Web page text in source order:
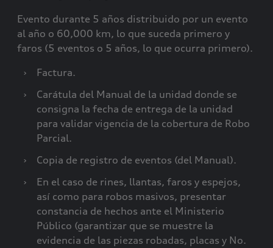
Evento durante 5 años distribuido por un evento
al año o 60,000 km, lo que suceda primero y
faros (5 eventos o 5 años, lo que ocurra primero).
›
Factura.
›
Carátula del Manual de la unidad donde se
consigna la fecha de entrega de la unidad
para validar vigencia de la cobertura de Robo
Parcial.
›
Copia de registro de eventos (del Manual).
›
En el caso de rines, llantas, faros y espejos,
así como para robos masivos, presentar
constancia de hechos ante el Ministerio
Público (garantizar que se muestre la
evidencia de las piezas robadas, placas y No.